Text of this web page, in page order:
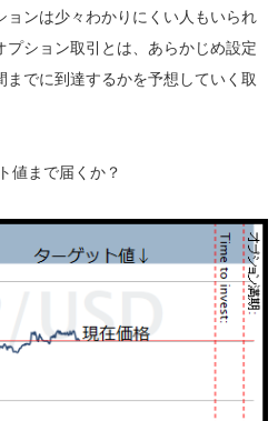
ョンは少々わかりにくい人もいられ
ション取引とは、あらかじめ設定
でに到達するかを予想していく取
値まで届くか？